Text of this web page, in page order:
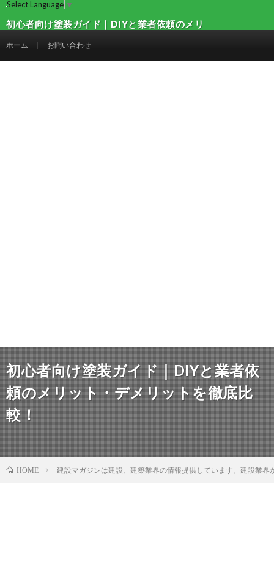
Select Language ▼
初心者向け塗装ガイド｜DIYと業者依頼のメリ
ホーム お問い合わせ
初心者向け塗装ガイド｜DIYと業者依
頼のメリット・デメリットを徹底比
較！
HOME 建設マガジンは建設、建築業界の情報提供しています。建設業